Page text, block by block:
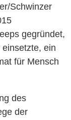
Schwinzer
gegründet,
ein
für Mensch
des
der